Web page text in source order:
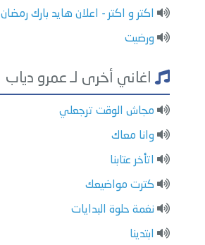
اكتر و اكتر - اعلان هايد بارك رمضان 2026
ورضيت
اغاني أخرى لـ عمرو دياب
مجاش الوقت ترجعلي
وانا معاك
اتأخر عتابنا
كترت مواضيعك
نغمة حلوة البدايات
ابتدينا